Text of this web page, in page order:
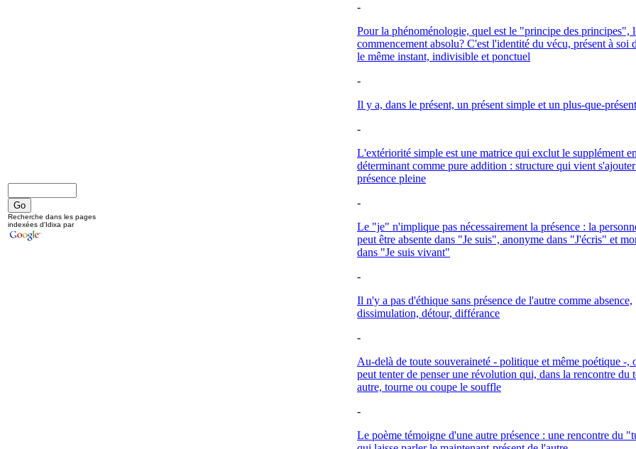
-
Pour la phénoménologie, quel est le "principe des principes",
commencement absolu? C'est l'identité du vécu, présent à soi
le même instant, indivisible et ponctuel
-
Il y a, dans le présent, un présent simple et un plus-que-présent
-
L'extériorité simple est une matrice qui exclut le supplément
déterminant comme pure addition : structure qui vient
présence pleine
-
Le "je" n'implique pas nécessairement la présence : la
peut être absente dans "Je suis", anonyme dans "J'écris" et
dans "Je suis vivant"
-
Il n'y a pas d'éthique sans présence de l'autre comme absence,
dissimulation, détour, différance
-
Au-delà de toute souveraineté - politique et même poétique -,
peut tenter de penser une révolution qui, dans la rencontre du
autre, tourne ou coupe le souffle
-
Le poème témoigne d'une autre présence : une rencontre du
Recherche dans les pages
indexées d'Idixa par